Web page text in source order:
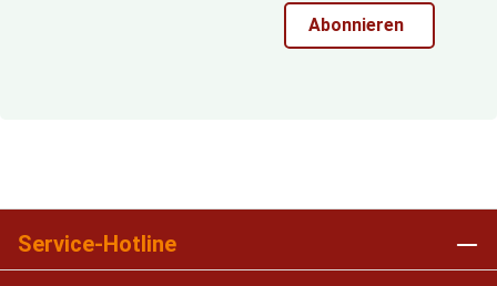
Abonnieren
Service-Hotline